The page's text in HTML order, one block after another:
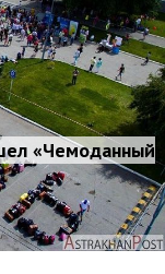
«Чемоданный